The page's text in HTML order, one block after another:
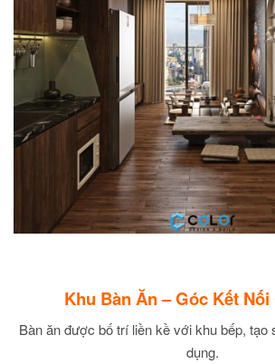
Khu Bàn Ăn – Góc Kết
Bàn ăn được bố trí liền kề với khu bếp, tạo
dụng.